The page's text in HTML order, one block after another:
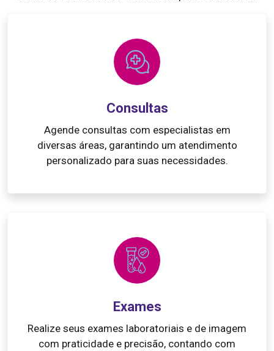
Consultas
Agende consultas com especialistas em
diversas áreas, garantindo um atendimento
personalizado para suas necessidades.
Exames
Realize seus exames laboratoriais e de imagem
com praticidade e precisão, contando com